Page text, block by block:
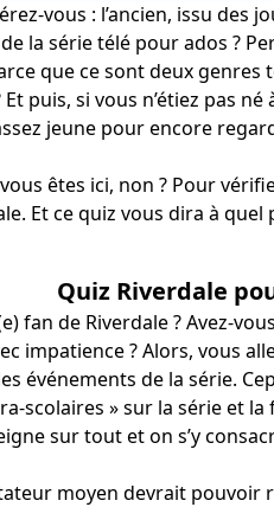
vous : l’ancien, issu des
la série télé pour ados ?
que ce sont deux
puis, si vous n’étiez pas
jeune pour encore
êtes ici, non ? Pour
Et ce quiz vous dira à
Quiz Riverdale
fan de Riverdale ? Avez-
impatience ? Alors, vous
événements de la série.
scolaires » sur la série et
sur tout et on s’y
moyen devrait